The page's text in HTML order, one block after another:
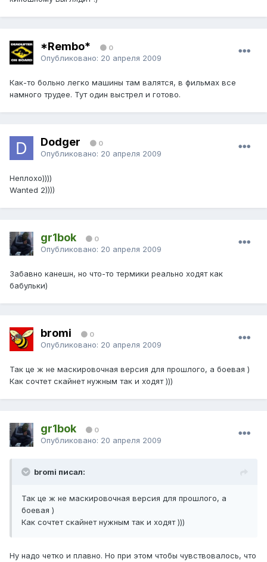
*Rembo* 0
Опубликовано: 20 апреля 2009
Как-то больно легко машины там валятся, в фильмах все
намного трудее. Тут один выстрел и готово.
Dodger 0
Опубликовано: 20 апреля 2009
Неплохо))))
Wanted 2))))
gr1bok 0
Опубликовано: 20 апреля 2009
Забавно канешн, но что-то термики реально ходят как
бабульки)
bromi 0
Опубликовано: 20 апреля 2009
Так це ж не маскировочная версия для прошлого, а боевая )
Как сочтет скайнет нужным так и ходят )))
gr1bok 0
Опубликовано: 20 апреля 2009
bromi писал:
Так це ж не маскировочная версия для прошлого, а
боевая )
Как сочтет скайнет нужным так и ходят )))
Ну надо четко и плавно. Но при этом чтобы чувствовалось, что